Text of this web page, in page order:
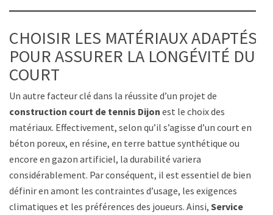
CHOISIR LES MATÉRIAUX ADAPTÉS
POUR ASSURER LA LONGÉVITÉ DU
COURT
Un autre facteur clé dans la réussite d’un projet de
construction court de tennis Dijon est le choix des
matériaux. Effectivement, selon qu’il s’agisse d’un court en
béton poreux, en résine, en terre battue synthétique ou
encore en gazon artificiel, la durabilité variera
considérablement. Par conséquent, il est essentiel de bien
définir en amont les contraintes d’usage, les exigences
climatiques et les préférences des joueurs. Ainsi, Service